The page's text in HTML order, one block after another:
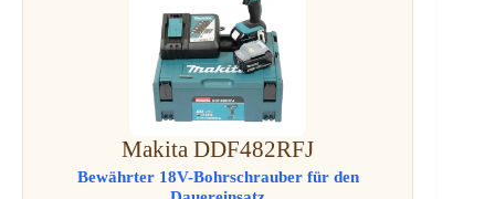
Makita DDF482RFJ
Bewährter 18V-Bohrschrauber für den